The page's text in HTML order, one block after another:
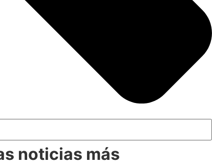
noticias más